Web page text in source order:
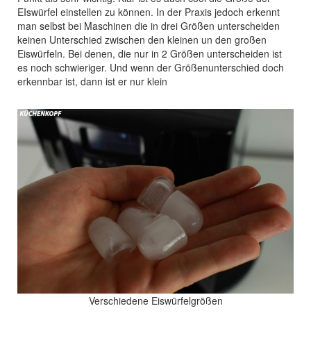
EIswürfel einstellen zu können. In der Praxis jedoch erkennt
man selbst bei Maschinen die in drei Größen unterscheiden
keinen Unterschied zwischen den kleinen un den großen
Eiswürfeln. Bei denen, die nur in 2 Größen unterscheiden ist
es noch schwieriger. Und wenn der Größenunterschied doch
erkennbar ist, dann ist er nur klein
Verschiedene Eiswürfelgrößen